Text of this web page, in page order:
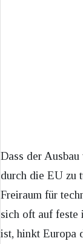
Dass der
durch die EU zu
Freiraum für
sich oft auf feste
ist, hinkt Europa